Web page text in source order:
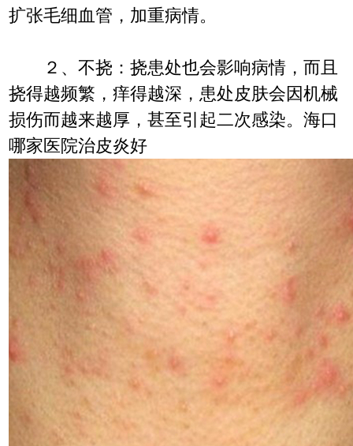
扩张毛细血管，加重病情。
２、不挠：挠患处也会影响病情，而且
挠得越频繁，痒得越深，患处皮肤会因机械
损伤而越来越厚，甚至引起二次感染。海口
哪家医院治皮炎好